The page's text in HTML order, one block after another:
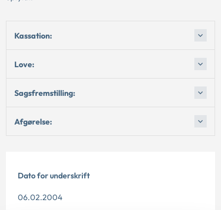
Kassation:
Love:
Sagsfremstilling:
Afgørelse:
Dato for underskrift
06.02.2004